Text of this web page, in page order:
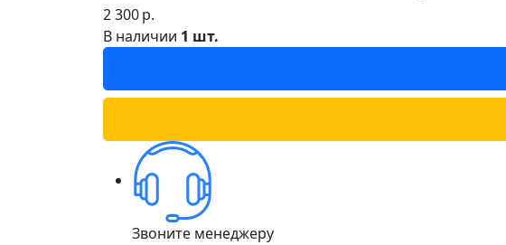
2 300р.
В наличии 1 шт.
Звоните менеджеру